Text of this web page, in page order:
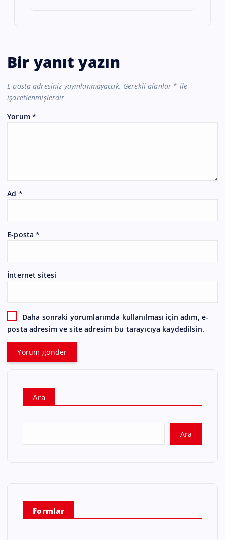
Bir yanıt yazın
E-posta adresiniz yayınlanmayacak. Gerekli alanlar * ile
işaretlenmişlerdir
Yorum *
Ad *
E-posta*
İnternet sitesi
Daha sonraki yorumlarımda kullanılması için adım, e-
posta adresim ve site adresim bu tarayıcıya kaydedilsin.
Ara
Ara
Formlar